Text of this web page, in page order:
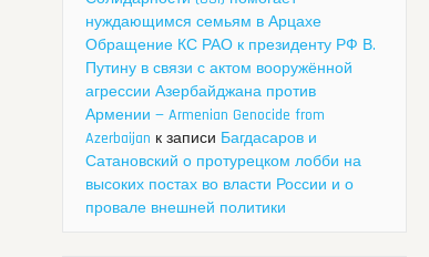
нуждающимся семьям в Арцахе
Обращение КС РАО к президенту РФ В.
Путину в связи с актом вооружённой
агрессии Азербайджана против
Армении — Armenian Genocide from
Azerbaijan к записи Багдасаров и
Сатановский о протурецком лобби на
высоких постах во власти России и о
провале внешней политики